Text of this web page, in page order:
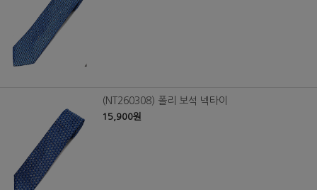
(NT260308) 폴리 보석 넥타이
15,900원